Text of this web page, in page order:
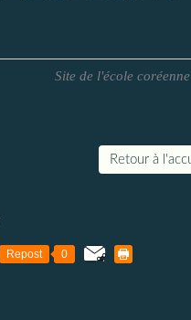
Site de l'école
Retour à
Repost 0